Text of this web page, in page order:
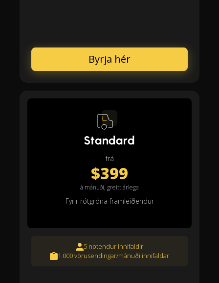
Byrja hér
Standard
frá
$399
á mánuði, greitt árlega
Fyrir rótgróna framleiðendur
5 notendur innifaldir
1.000 vörusendingar/mánuði innifaldar